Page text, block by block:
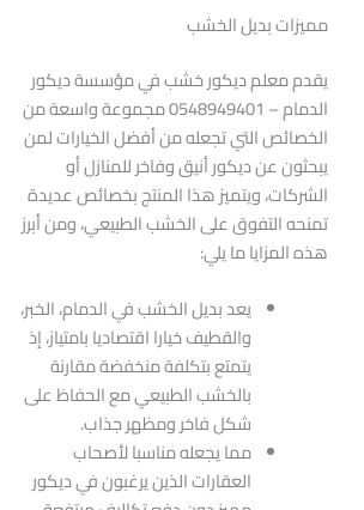
مميزات بديل الخشب
يقدم معلم ديكور خشب في مؤسسة ديكور
الدمام – 0548949401 مجموعة واسعة من
الخصائص التي تجعله من أفضل الخيارات لمن
يبحثون عن ديكور أنيق وفاخر للمنازل أو
الشركات، ويتميز هذا المنتج بخصائص عديدة
تمنحه التفوق على الخشب الطبيعي، ومن أبرز
هذه المزايا ما يلي:
يعد بديل الخشب في الدمام، الخبر،
والقطيف خيارا اقتصاديا بامتياز، إذ
يتمتع بتكلفة منخفضة مقارنة
بالخشب الطبيعي مع الحفاظ على
شكل فاخر ومظهر جذاب.
مما يجعله مناسبا لأصحاب
العقارات الذين يرغبون في ديكور